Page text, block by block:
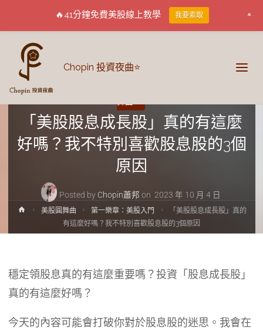
Chopin 投資夜曲⭐
「美股股息成長股」真的有這麼
好嗎？我不特別喜歡股息股的3個
原因
Posted by Chopin蕭邦 on 2023 年 10 月 4 日
第一樂章：美股入門
美股圓舞曲 第一樂章：美股入門
「美股股息成長股」真的
有這麼好嗎？我不特別喜歡股息股的3個原因
穩定領股息真的有這麼重要嗎？投資「股息成長股」
真的有這麼好嗎？
今天的內容可能會打破你對於股息股的迷思。我會在
🔥41分鐘免費美股線上教學 我要索取 +